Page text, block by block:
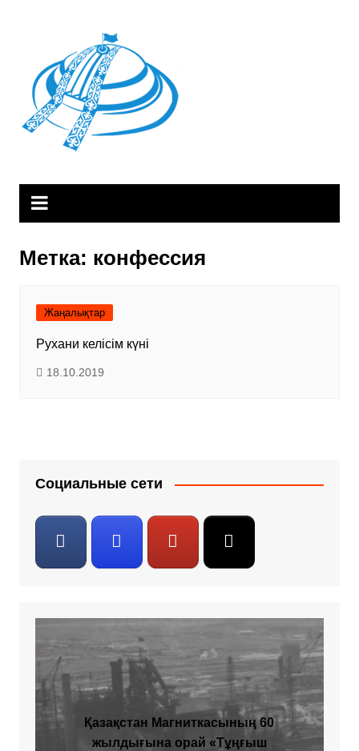
Метка: конфессия
Жаңалықтар
Рухани келісім күні
18.10.2019
Социальные сети
Қазақстан Магниткасының 60
жылдығына орай «Тұңғыш